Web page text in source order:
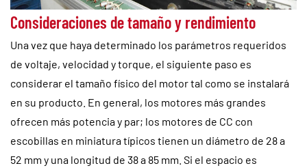
Consideraciones de tamaño y rendimiento
Una vez que haya determinado los parámetros requeridos
de voltaje, velocidad y torque, el siguiente paso es
considerar el tamaño físico del motor tal como se instalará
en su producto. En general, los motores más grandes
ofrecen más potencia y par; los motores de CC con
escobillas en miniatura típicos tienen un diámetro de 28 a
52 mm y una longitud de 38 a 85 mm. Si el espacio es